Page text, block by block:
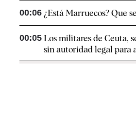
00:06 ¿Está Marruecos? Que
00:05 Los militares de Ceuta,
sin autoridad legal para